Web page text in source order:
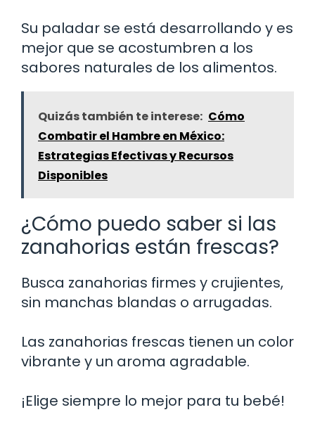
Su paladar se está desarrollando y es
mejor que se acostumbren a los
sabores naturales de los alimentos.
Quizás también te interese: Cómo
Combatir el Hambre en México:
Estrategias Efectivas y Recursos
Disponibles
¿Cómo puedo saber si las
zanahorias están frescas?
Busca zanahorias firmes y crujientes,
sin manchas blandas o arrugadas.
Las zanahorias frescas tienen un color
vibrante y un aroma agradable.
¡Elige siempre lo mejor para tu bebé!